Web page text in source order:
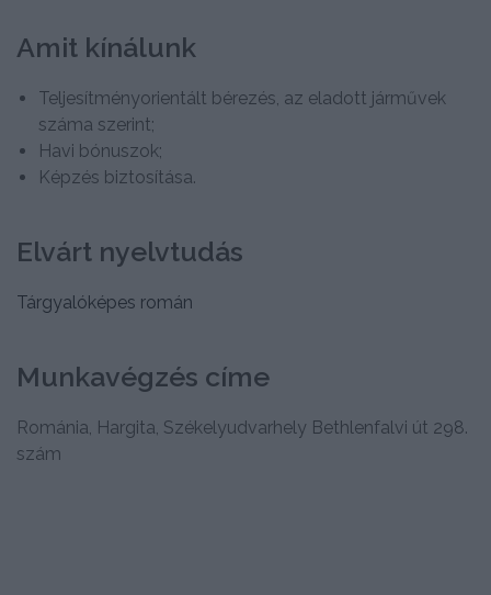
Amit kínálunk
Teljesítményorientált bérezés, az eladott járművek
száma szerint;
Havi bónuszok;
Képzés biztosítása.
Elvárt nyelvtudás
Tárgyalóképes román
Munkavégzés címe
Románia, Hargita, Székelyudvarhely Bethlenfalvi út 298.
szám